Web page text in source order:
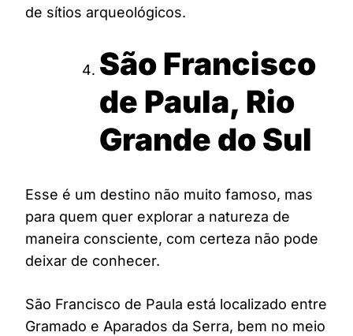
de sítios arqueológicos.
São Francisco
de Paula, Rio
Grande do Sul
Esse é um destino não muito famoso, mas
para quem quer explorar a natureza de
maneira consciente, com certeza não pode
deixar de conhecer.
São Francisco de Paula está localizado entre
Gramado e Aparados da Serra, bem no meio